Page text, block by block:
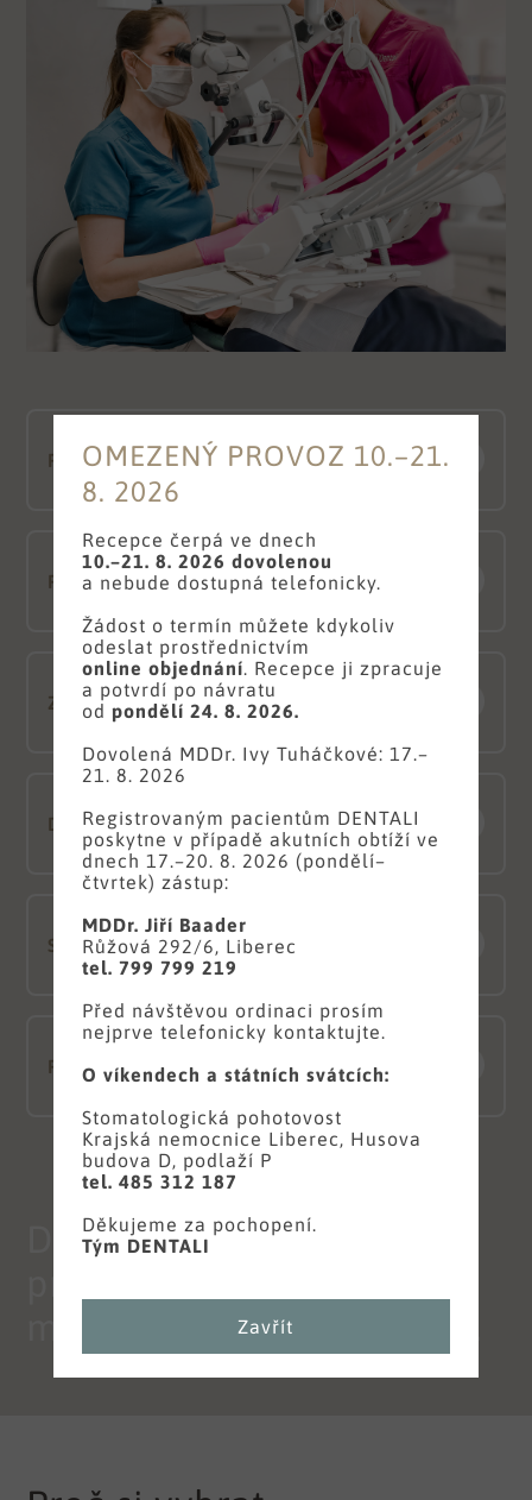
PORADENSTVÍ
PREVENTIVNÍ PÉČE
ZÁCHOVNÁ STOMATOLOGIE
DENTÁLNÍ HYGIENA
STOMATOCHIRURGIE
PROTETICKÁ STOMATOLOGIE
ZOBRAZIT VŠE
Děláme vše
měli důvod být spokojení.
OMEZENÝ PROVOZ 10.–21.
8. 2026
Recepce čerpá ve dnech
10.–21. 8. 2026 dovolenou
a nebude dostupná telefonicky.
Žádost o termín můžete kdykoliv
odeslat prostřednictvím
online objednání. Recepce ji zpracuje
a potvrdí po návratu
od pondělí 24. 8. 2026.
Dovolená MDDr. Ivy Tuháčkové: 17.–
21. 8. 2026
Registrovaným pacientům DENTALI
poskytne v případě akutních obtíží ve
dnech 17.–20. 8. 2026 (pondělí–
čtvrtek) zástup:
MDDr. Jiří Baader
Růžová 292/6, Liberec
tel. 799 799 219
Před návštěvou ordinaci prosím
nejprve telefonicky kontaktujte.
O víkendech a státních svátcích:
Stomatologická pohotovost
Krajská nemocnice Liberec, Husova
budova D, podlaží P
tel. 485 312 187
Děkujeme za pochopení.
Tým DENTALI
Zavřít